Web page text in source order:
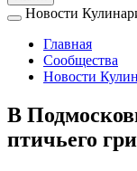
Новости
Главная
Сообщества
Новости
В
птичьего